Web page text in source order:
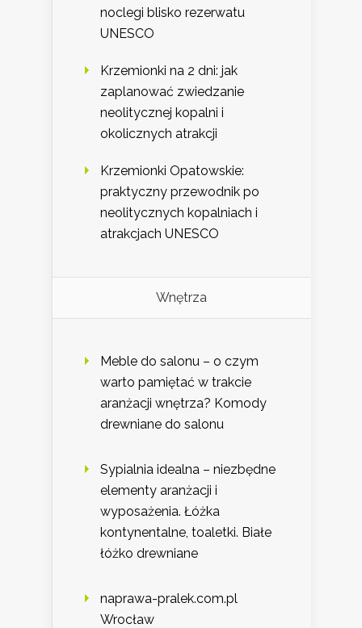
noclegi blisko rezerwatu
UNESCO
Krzemionki na 2 dni: jak
zaplanować zwiedzanie
neolitycznej kopalni i
okolicznych atrakcji
Krzemionki Opatowskie:
praktyczny przewodnik po
neolitycznych kopalniach i
atrakcjach UNESCO
Wnętrza
Meble do salonu – o czym
warto pamiętać w trakcie
aranżacji wnętrza? Komody
drewniane do salonu
Sypialnia idealna – niezbędne
elementy aranżacji i
wyposażenia. Łóżka
kontynentalne, toaletki. Białe
łóżko drewniane
naprawa-pralek.com.pl
Wrocław